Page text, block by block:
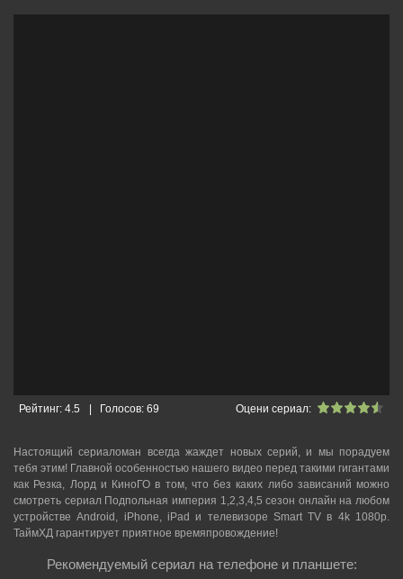
Оцени сериал:
Рейтинг: 4.5 Голосов:69
Настоящий сериаломан всегда жаждет новых серий, и мы порадуем
тебя этим! Главной особенностью нашего видео перед такими гигантами
как Резка, Лорд и КиноГО в том, что без каких либо зависаний можно
смотреть cериал Подпольная империя 1,2,3,4,5 сезон онлайн на любом
устройстве Android, iPhone, iPad и телевизоре Smart TV в 4k 1080p.
ТаймХД гарантирует приятное времяпровождение!
Рекомендуемый сериал на телефоне и планшете: